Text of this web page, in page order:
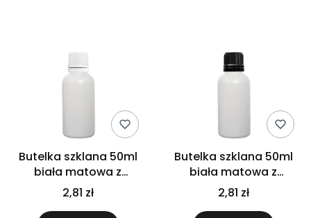
Butelka szklana 50ml
biała matowa z
pędzelkiem białym
2,81 zł
Butelka szklana 50ml
biała matowa z
pędzelkiem czarnym
2,81 zł